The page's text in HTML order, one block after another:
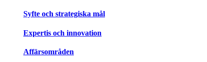
Syfte och strategiska mål
Expertis och innovation
Affärsområden